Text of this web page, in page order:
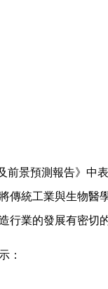
前景預測報告》
傳統工業與生物
行業的發展有密切的
：